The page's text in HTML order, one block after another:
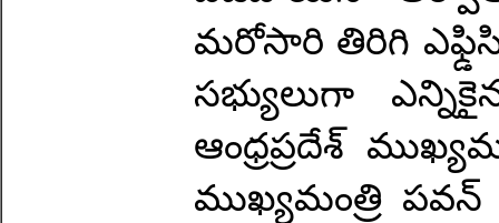
మరోసారి తిరిగి
సభ్యులుగా
ఆంధ్రప్రదేశ్
ముఖ్యమంత్రి పవన్